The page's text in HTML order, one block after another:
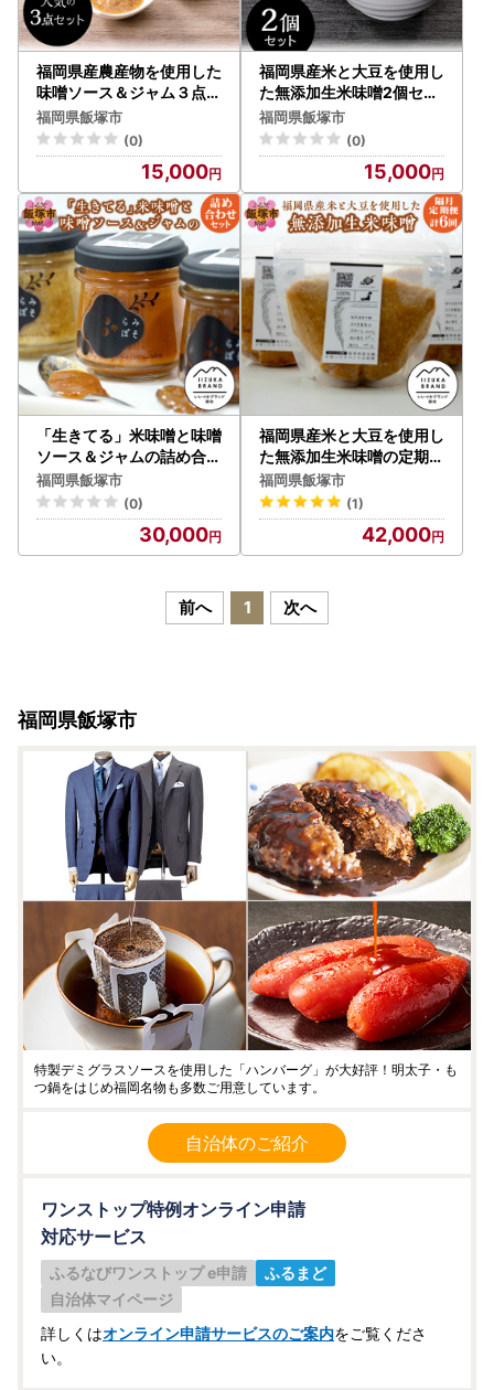
福岡県産農産物を使用した
味噌ソース＆ジャム３点セ
ット【A5-283】
福岡県飯塚市
(0)
15,000
福岡県産米と大豆を使用し
た無添加生米味噌2個セッ
ト【A5-284】
福岡県飯塚市
(0)
15,000
「生きてる」米味噌と味噌
ソース＆ジャムの詰め合わ
せセット【C-135】
福岡県飯塚市
(0)
30,000
福岡県産米と大豆を使用し
た無添加生米味噌の定期お
届け便【隔月定期便(計6
回発送)】【D2-006】
福岡県飯塚市
(1)
42,000
前へ 1 次へ
福岡県飯塚市
特製デミグラスソースを使用した「ハンバーグ」が大好評！明太子・も
つ鍋をはじめ福岡名物も多数ご用意しています。
自治体のご紹介
ワンストップ特例オンライン申請
対応サービス
ふるなびワンストップ e申請
ふるまど
自治体マイページ
詳しくはオンライン申請サービスのご案内をご覧くださ
い。